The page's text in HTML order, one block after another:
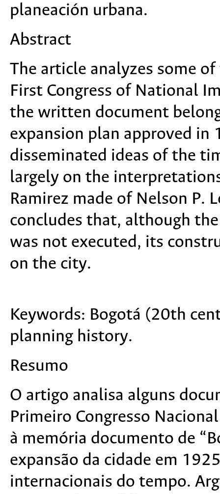
planeación urbana.
Abstract
The article analyzes some
First Congress of National
the written document
expansion plan approved
disseminated ideas of the
largely on the
Ramirez made of Nelson P.
concludes that, although
was not executed, its
on the city.
Keywords: Bogotá (20th
planning history.
Resumo
O artigo analisa alguns
Primeiro Congresso
à memória documento de
expansão da cidade em
internacionais do tempo.